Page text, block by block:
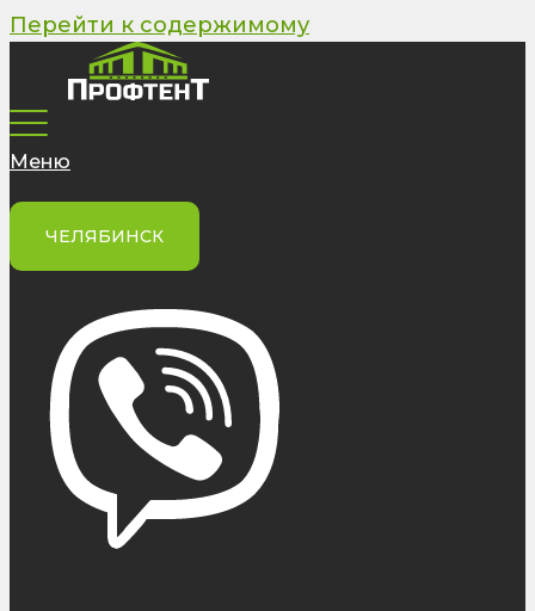
Перейти к содержимому
Меню
ЧЕЛЯБИНСК